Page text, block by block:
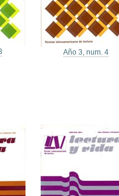
Año 3, num. 4